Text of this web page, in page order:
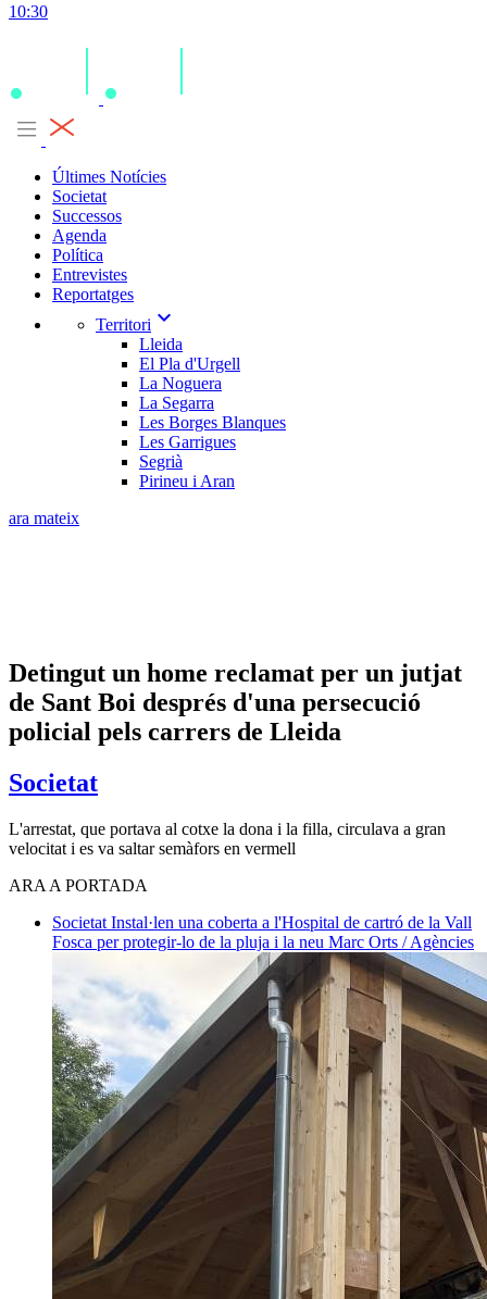
10:30
Últimes Notícies
Societat
Successos
Agenda
Política
Entrevistes
Reportatges
Territori expand_more
Lleida
El Pla d'Urgell
La Noguera
La Segarra
Les Borges Blanques
Les Garrigues
Segrià
Pirineu i Aran
ara mateix
Detingut un home reclamat per un jutjat
de Sant Boi després d'una persecució
policial pels carrers de Lleida
Societat
L'arrestat, que portava al cotxe la dona i la filla, circulava a gran
velocitat i es va saltar semàfors en vermell
ARA A PORTADA
Societat Instal·len una coberta a l'Hospital de cartró de la Vall
Fosca per protegir-lo de la pluja i la neu Marc Orts / Agències